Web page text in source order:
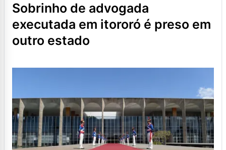
sobrinho de advogada
executada em itororó é preso em
outro estado